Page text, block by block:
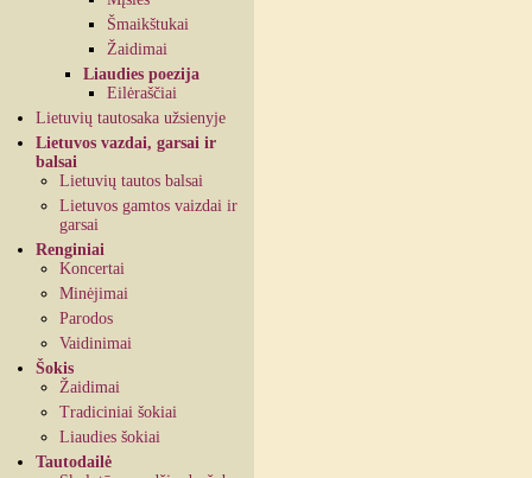
Šmaikštukai
Žaidimai
Liaudies poezija
Eilėraščiai
Lietuvių tautosaka užsienyje
Lietuvos vazdai, garsai ir
balsai
Lietuvių tautos balsai
Lietuvos gamtos vaizdai ir
garsai
Renginiai
Koncertai
Minėjimai
Parodos
Vaidinimai
Šokis
Žaidimai
Tradiciniai šokiai
Liaudies šokiai
Tautodailė